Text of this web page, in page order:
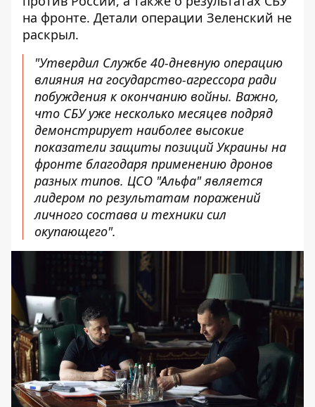
на фронте. Детали операции Зеленский не
раскрыл.
"Утвердил Службе 40-дневную операцию
влияния на государство-агрессора ради
побуждения к окончанию войны. Важно,
что СБУ уже несколько месяцев подряд
демонстрирует наиболее высокие
показатели защиты позиций Украины на
фронте благодаря применению дронов
разных типов. ЦСО "Альфа" является
лидером по результатам поражений
личного состава и техники сил
окупающего".